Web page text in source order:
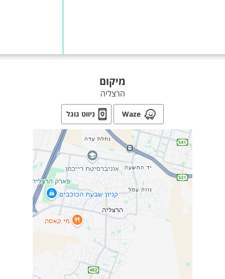
מיקום
הרצליה
Waze ניווט גוגל